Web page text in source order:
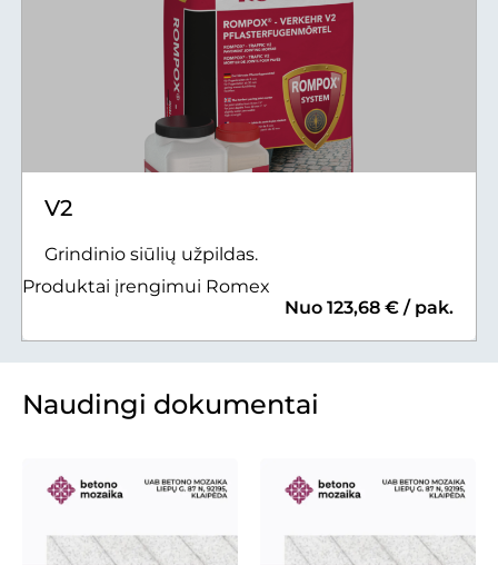
V2
Grindinio siūlių užpildas.
Produktai įrengimui Romex
Nuo 123,68 € / pak.
Naudingi dokumentai